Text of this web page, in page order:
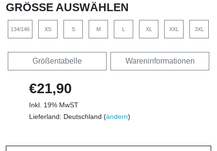
GRÖSSE AUSWÄHLEN
134/146 XS S M L XL XXL 3XL
Größentabelle Wareninformationen
€21,90
Inkl. 19% MwST
Lieferland: Deutschland (ändern)